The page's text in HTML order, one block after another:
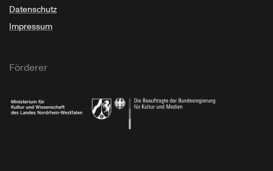
Datenschutz
Impressum
Förderer